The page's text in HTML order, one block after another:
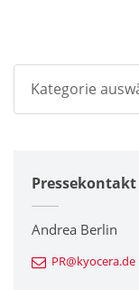
Kategorie
Unternehmen
Drucker /
Feinkeramik-
Pressekontakt
Andrea Berlin
PR@kyocera.de